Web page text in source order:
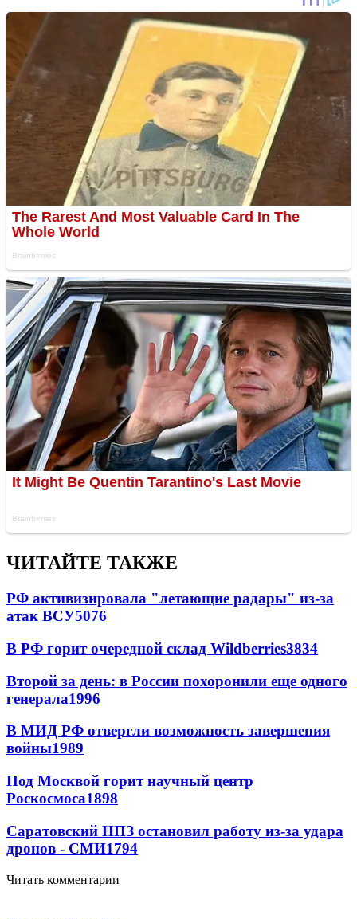
ЧИТАЙТЕ ТАКЖЕ
РФ активизировала "летающие радары" из-за
атак ВСУ5076
В РФ горит очередной склад Wildberries3834
Второй за день: в России похоронили еще одного
генерала1996
В МИД РФ отвергли возможность завершения
войны1989
Под Москвой горит научный центр
Роскосмоса1898
Саратовский НПЗ остановил работу из-за удара
дронов - СМИ1794
Читать комментарии